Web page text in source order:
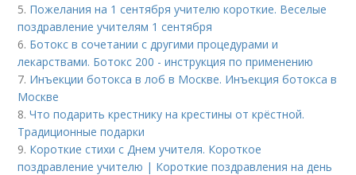
5. Пожелания на 1 сентября учителю короткие. Веселые
поздравление учителям 1 сентября
6. Ботокс в сочетании с другими процедурами и
лекарствами. Ботокс 200 - инструкция по применению
7. Инъекции ботокса в лоб в Москве. Инъекция ботокса в
Москве
8.Что подарить крестнику на крестины от крёстной.
Традиционные подарки
9. Короткие стихи с Днем учителя. Короткое
поздравление учителю | Короткие поздравления на день